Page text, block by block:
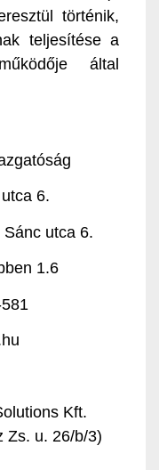
történik,
teljesítése a
által
6.
utca 6.
1.6
Kft.
Zs. u. 26/b/3)